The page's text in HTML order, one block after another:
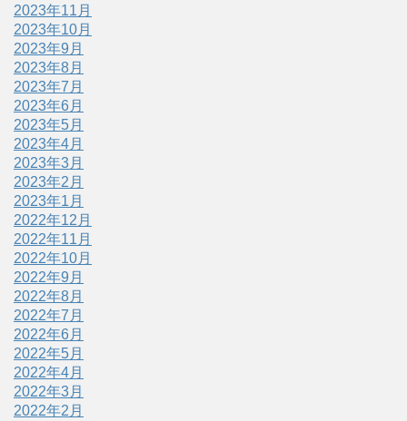
2023年11月
2023年10月
2023年9月
2023年8月
2023年7月
2023年6月
2023年5月
2023年4月
2023年3月
2023年2月
2023年1月
2022年12月
2022年11月
2022年10月
2022年9月
2022年8月
2022年7月
2022年6月
2022年5月
2022年4月
2022年3月
2022年2月